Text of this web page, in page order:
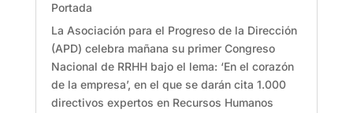
Portada
La Asociación para el Progreso de la Dirección
(APD) celebra mañana su primer Congreso
Nacional de RRHH bajo el lema: ‘En el corazón
de la empresa’, en el que se darán cita 1.000
directivos expertos en Recursos Humanos